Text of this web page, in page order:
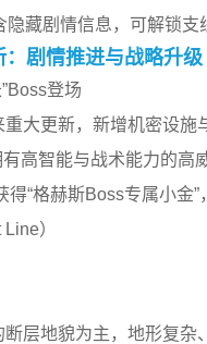
隐藏剧情信息，可解锁支
剧情推进与战略升级
登场
大更新，新增机密设施
高智能与战术能力的高
“格赫斯Boss专属小金”
）
层地貌为主，地形复杂